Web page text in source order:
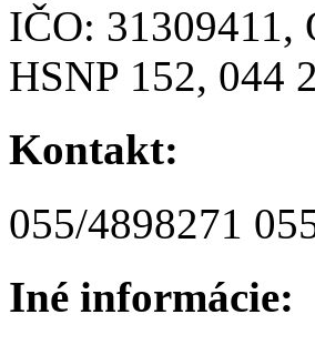
IČO: 31309411,
HSNP 152, 044
Kontakt:
055/4898271
Iné informácie: